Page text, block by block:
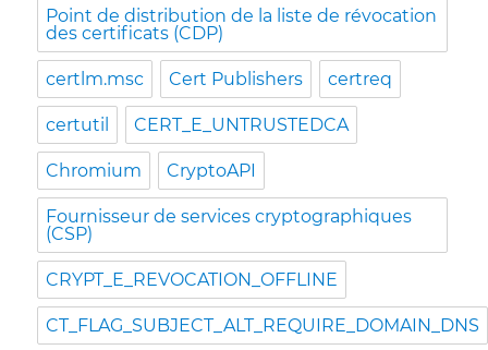
Point de distribution de la liste de révocation
des certificats (CDP)
certlm.msc Cert Publishers certreq
certutil CERT_E_UNTRUSTEDCA
Chromium CryptoAPI
Fournisseur de services cryptographiques
(CSP)
CRYPT_E_REVOCATION_OFFLINE
CT_FLAG_SUBJECT_ALT_REQUIRE_DOMAIN_DNS